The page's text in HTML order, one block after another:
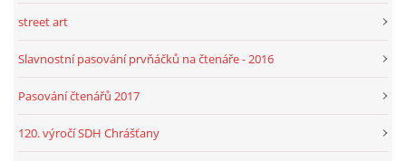
street art
Slavnostní pasování prvňáčků na čtenáře - 2016
Pasování čtenářů 2017
120. výročí SDH Chrášťany